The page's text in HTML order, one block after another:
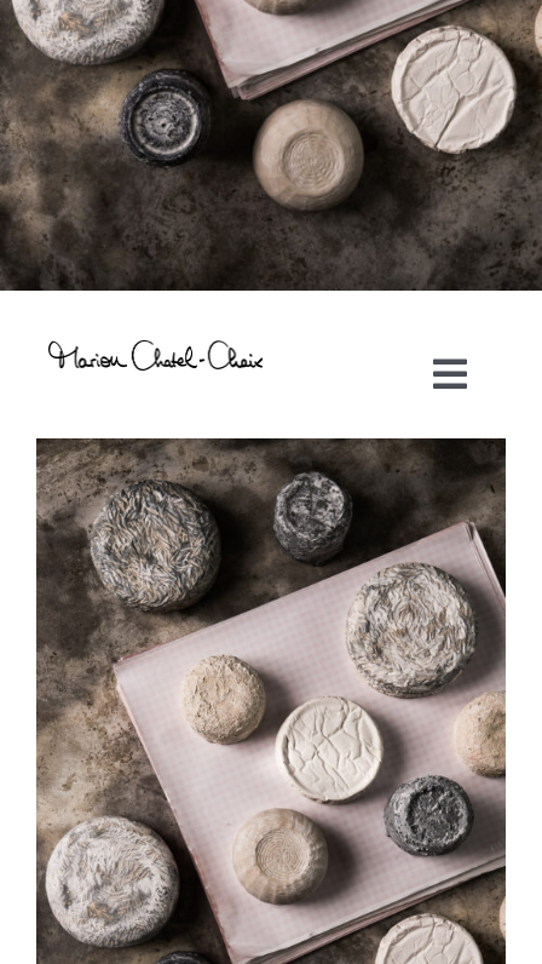
Artiste plasticienne
Collaborations
Direction créative
Références
Podcasts
Blog
TEDx